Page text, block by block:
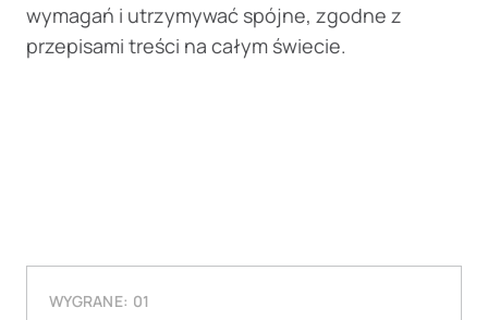
wymagań i utrzymywać spójne, zgodne z
przepisami treści na całym świecie.
WYGRANE: 01